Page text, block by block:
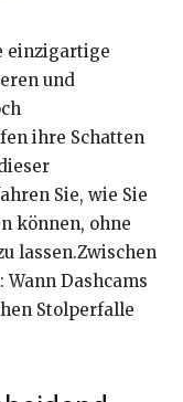
einzigartige
und
ihre Schatten
Sie, wie Sie
können, ohne
lassen.Zwischen
Dashcams
Stolperfalle